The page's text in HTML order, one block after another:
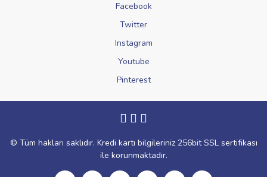
Facebook
Twitter
Instagram
Youtube
Pinterest
© Tüm hakları saklıdır. Kredi kartı bilgileriniz 256bit SSL sertifikası
ile korunmaktadır.